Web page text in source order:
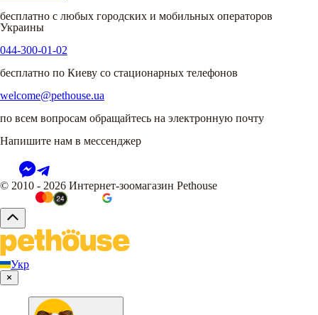
бесплатно с любых городских и мобильных операторов
Украины
044-300-01-02
бесплатно по Киеву со стационарных телефонов
welcome@pethouse.ua
по всем вопросам обращайтесь на электронную почту
Напишите нам в мессенджер
© 2010 - 2026 Интернет-зоомагазин Pethouse
Укр